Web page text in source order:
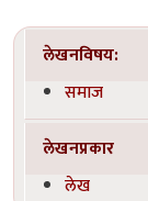
लेखनविषय:
समाज
लेखनप्रकार
लेख